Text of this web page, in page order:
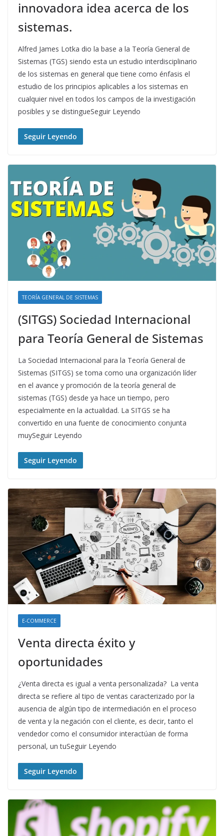
innovadora idea acerca de los
sistemas.
Alfred James Lotka dio la base a la Teoría General de
Sistemas (TGS) siendo esta un estudio interdisciplinario
de los sistemas en general que tiene como énfasis el
estudio de los principios aplicables a los sistemas en
cualquier nivel en todos los campos de la investigación
posibles y se distingueSeguir Leyendo
Seguir Leyendo
TEORÍA GENERAL DE SISTEMAS
(SITGS) Sociedad Internacional
para Teoría General de Sistemas
La Sociedad Internacional para la Teoría General de
Sistemas (SITGS) se toma como una organización líder
en el avance y promoción de la teoría general de
sistemas (TGS) desde ya hace un tiempo, pero
especialmente en la actualidad. La SITGS se ha
convertido en una fuente de conocimiento conjunta
muySeguir Leyendo
Seguir Leyendo
E-COMMERCE
Venta directa éxito y
oportunidades
¿Venta directa es igual a venta personalizada? La venta
directa se refiere al tipo de ventas caracterizado por la
ausencia de algún tipo de intermediación en el proceso
de venta y la negación con el cliente, es decir, tanto el
vendedor como el consumidor interactúan de forma
personal, un tuSeguir Leyendo
Seguir Leyendo